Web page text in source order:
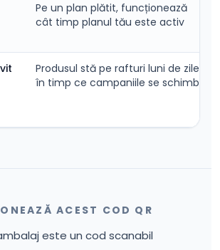
Pe un plan plătit, funcționează
cât timp planul tău este activ
Produsul stă pe rafturi luni de zile,
în timp ce campaniile se schimbă
ACEST COD QR
este un cod scanabil